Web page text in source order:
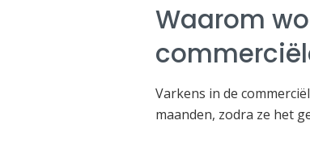
Waarom
Varkens in de
maanden, zodra ze het